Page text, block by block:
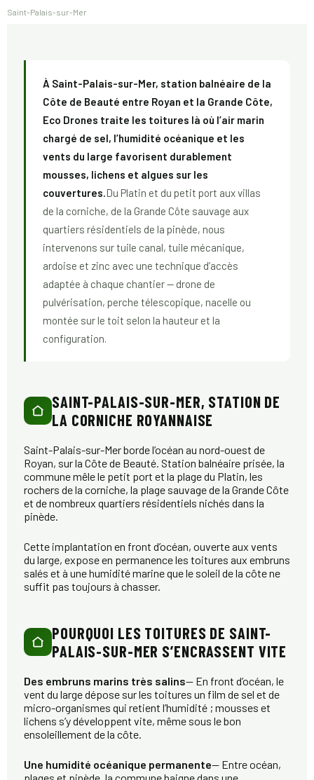
Saint-Palais-sur-Mer
À Saint-Palais-sur-Mer, station balnéaire de la
Côte de Beauté entre Royan et la Grande Côte,
Eco Drones traite les toitures là où l’air marin
chargé de sel, l’humidité océanique et les
vents du large favorisent durablement
mousses, lichens et algues sur les
couvertures.Du Platin et du petit port aux villas
de la corniche, de la Grande Côte sauvage aux
quartiers résidentiels de la pinède, nous
intervenons sur tuile canal, tuile mécanique,
ardoise et zinc avec une technique d’accès
adaptée à chaque chantier — drone de
pulvérisation, perche télescopique, nacelle ou
montée sur le toit selon la hauteur et la
configuration.
SAINT-PALAIS-SUR-MER, STATION DE
LA CORNICHE ROYANNAISE
Saint-Palais-sur-Mer borde l’océan au nord-ouest de
Royan, sur la Côte de Beauté. Station balnéaire prisée, la
commune mêle le petit port et la plage du Platin, les
rochers de la corniche, la plage sauvage de la Grande Côte
et de nombreux quartiers résidentiels nichés dans la
pinède.
Cette implantation en front d’océan, ouverte aux vents
du large, expose en permanence les toitures aux embruns
salés et à une humidité marine que le soleil de la côte ne
suffit pas toujours à chasser.
POURQUOI LES TOITURES DE SAINT-
PALAIS-SUR-MER S’ENCRASSENT VITE
Des embruns marins très salins— En front d’océan, le
vent du large dépose sur les toitures un film de sel et de
micro-organismes qui retient l’humidité ; mousses et
lichens s’y développent vite, même sous le bon
ensoleillement de la côte.
Une humidité océanique permanente— Entre océan,